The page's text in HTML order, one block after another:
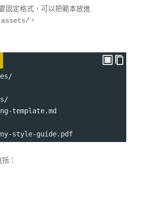
固定格式，可以把範本放進
assets/。
template.md
style-guide.pdf
：